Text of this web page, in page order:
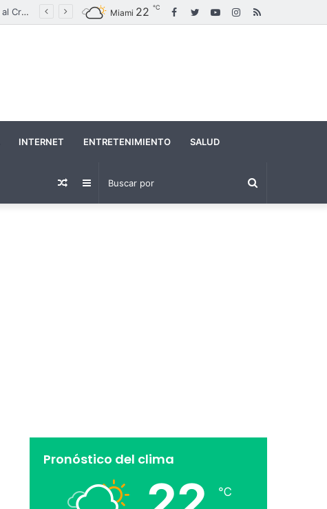
Maduro canta “Imagine” en un acto político en medio de crecientes tensiones con Estados Unidos RSS
Instagram
YouTube
Twitter
Facebook
Miami 22 ℃
INTERNET ENTRETENIMIENTO SALUD
Barra
Publicación
Pronóstico del clima
℃